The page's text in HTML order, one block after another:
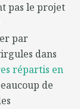
pas le projet
par
dans
répartis en
de